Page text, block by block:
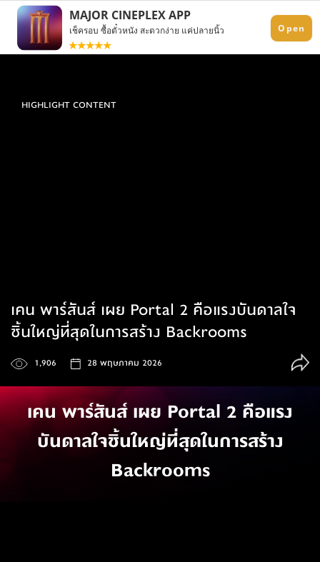
HIGHLIGHT CONTENT
เคน พาร์สันส์ เผย Portal 2 คือแรงบันดาลใจ
ชิ้นใหญ่ที่สุดในการสร้าง Backrooms
1,906 28 พฤษภาคม 2026
เคน พาร์สันส์ เผย Portal 2 คือแรง
บันดาลใจชิ้นใหญ่ที่สุดในการสร้าง
Backrooms